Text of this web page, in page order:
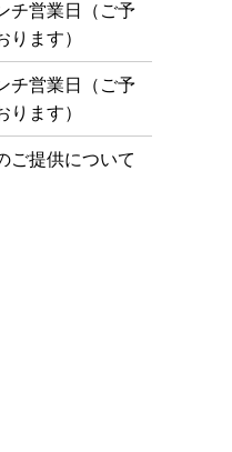
チ営業日（ご予
ります）
チ営業日（ご予
ります）
ご提供について